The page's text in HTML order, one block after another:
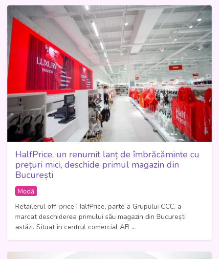
HalfPrice, un renumit lanț de îmbrăcăminte cu
prețuri mici, deschide primul magazin din
București
Modă
Retailerul off-price HalfPrice, parte a Grupului CCC, a
marcat deschiderea primului său magazin din București
astăzi. Situat în centrul comercial AFI ...